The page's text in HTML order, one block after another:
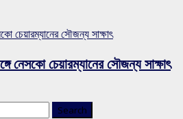
চেয়ারম্যানের সৌজন্য সাক্ষাৎ
নেসকো চেয়ারম্যানের সৌজন্য সাক্ষাৎ